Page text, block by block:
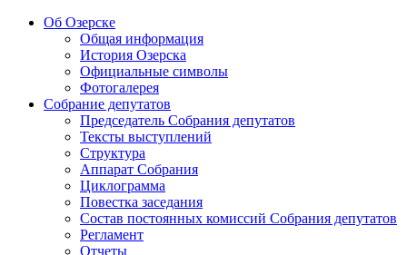
Об Озерске
Общая информация
История Озерска
Официальные символы
Фотогалерея
Собрание депутатов
Председатель Собрания депутатов
Тексты выступлений
Структура
Аппарат Собрания
Циклограмма
Повестка заседания
Состав постоянных комиссий Собрания депутатов
Регламент
Отчеты